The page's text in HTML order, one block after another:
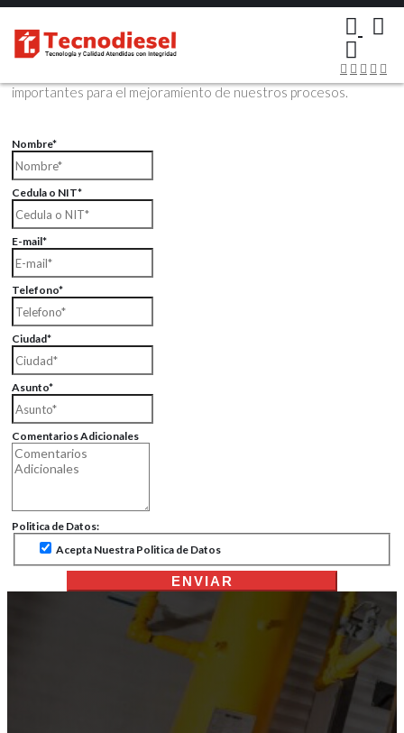
Contáctenos Vía Email
Envíenos sus datos con sus comentarios, sus opiniones son muy
importantes para el mejoramiento de nuestros procesos.
Nombre*
Cedula o NIT*
E-mail*
Telefono*
Ciudad*
Asunto*
Comentarios Adicionales
Politica de Datos:
Acepta Nuestra Politica de Datos
ENVIAR